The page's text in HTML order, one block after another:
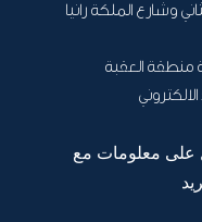
وشارع الملكة رانيا
العقبة
معلومات مع